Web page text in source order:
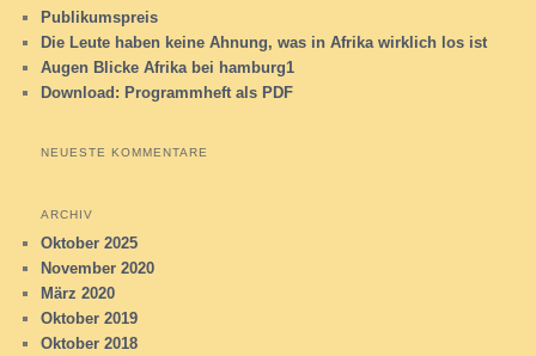
Publikumspreis
Die Leute haben keine Ahnung, was in Afrika wirklich los ist
Augen Blicke Afrika bei hamburg1
Download: Programmheft als PDF
NEUESTE KOMMENTARE
ARCHIV
Oktober 2025
November 2020
März 2020
Oktober 2019
Oktober 2018